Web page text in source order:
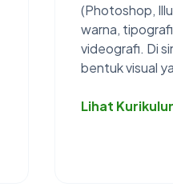
(Photoshop,
warna,
videografi. Di
bentuk visual
Lihat